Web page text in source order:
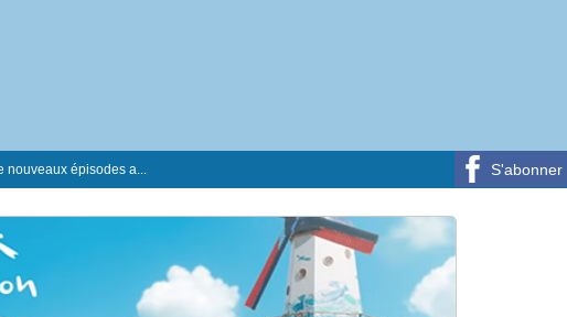
S'abonner
nouveaux épisodes a...